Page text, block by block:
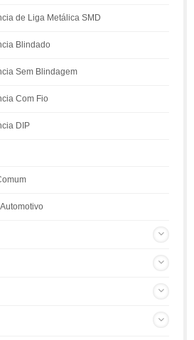
de Liga Metálica SMD
Blindado
Sem Blindagem
Com Fio
DIP